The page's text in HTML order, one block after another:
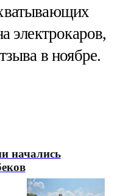
электрокаров,
в ноябре.
начались